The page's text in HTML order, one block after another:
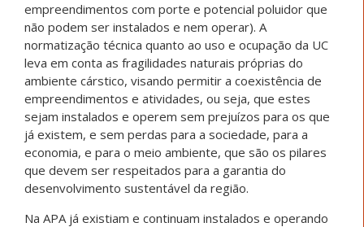
empreendimentos com porte e potencial poluidor que
não podem ser instalados e nem operar). A
normatização técnica quanto ao uso e ocupação da UC
leva em conta as fragilidades naturais próprias do
ambiente cárstico, visando permitir a coexistência de
empreendimentos e atividades, ou seja, que estes
sejam instalados e operem sem prejuízos para os que
já existem, e sem perdas para a sociedade, para a
economia, e para o meio ambiente, que são os pilares
que devem ser respeitados para a garantia do
desenvolvimento sustentável da região.
Na APA já existiam e continuam instalados e operando